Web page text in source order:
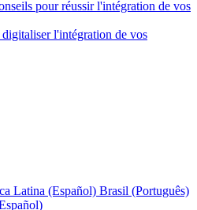
pour réussir l'intégration de vos
l'intégration de vos
Latina (Español) Brasil (Português)